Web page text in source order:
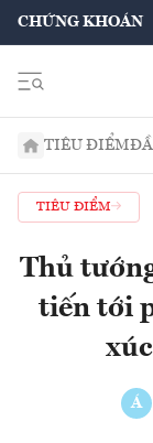
CHỨNG KHOÁN
TIÊU ĐIỂM
TIÊU ĐIỂM
Thủ
tiến tới
Á